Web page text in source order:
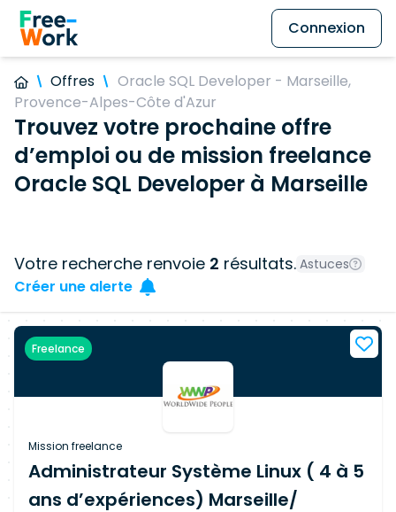
Connexion
Offres
Oracle SQL Developer - Marseille,
Provence-Alpes-Côte d'Azur
Trouvez votre prochaine offre
d’emploi ou de mission freelance
Oracle SQL Developer à Marseille
Votre recherche renvoie 2 résultats. Astuces
Créer une alerte
Freelance
Mission freelance
Administrateur Système Linux ( 4 à 5
ans d’expériences) Marseille/